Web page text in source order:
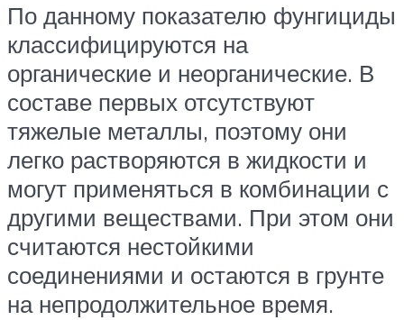
По данному показателю фунгициды
классифицируются на
органические и неорганические. В
составе первых отсутствуют
тяжелые металлы, поэтому они
легко растворяются в жидкости и
могут применяться в комбинации с
другими веществами. При этом они
считаются нестойкими
соединениями и остаются в грунте
на непродолжительное время.